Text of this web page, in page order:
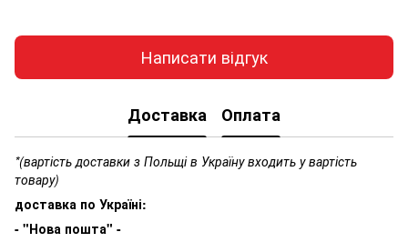
Написати відгук
Доставка Оплата
*(вартість доставки з Польщі в Україну входить у вартість
товару)
доставка по Україні:
- "Нова пошта" -